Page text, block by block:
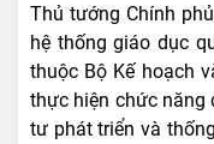
Thủ tướng Chính
hệ thống giáo dục
thuộc Bộ Kế hoạch
thực hiện chức năng
tư phát triển và